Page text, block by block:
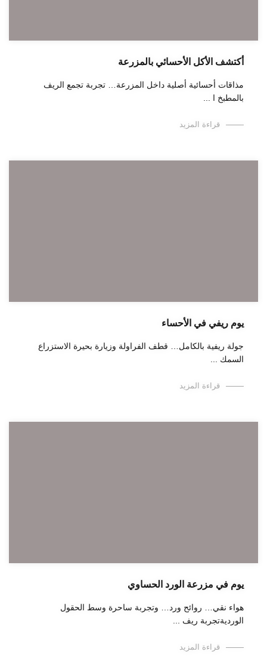
أكتشف الأكل الأحسائي بالمزرعة
مذاقات أحسائية أصلية داخل المزرعة… تجربة تجمع الريف
بالمطبخ ا ...
قراءة المزيد
يوم ريفي في الأحساء
جولة ريفية بالكامل… قطف الفراولة وزيارة بحيرة الاستزراع
السمك ...
قراءة المزيد
يوم في مزرعة الورد الحساوي
هواء نقي… روائح ورد… وتجربة ساحرة وسط الحقول
الورديةتجربة ريف ...
قراءة المزيد